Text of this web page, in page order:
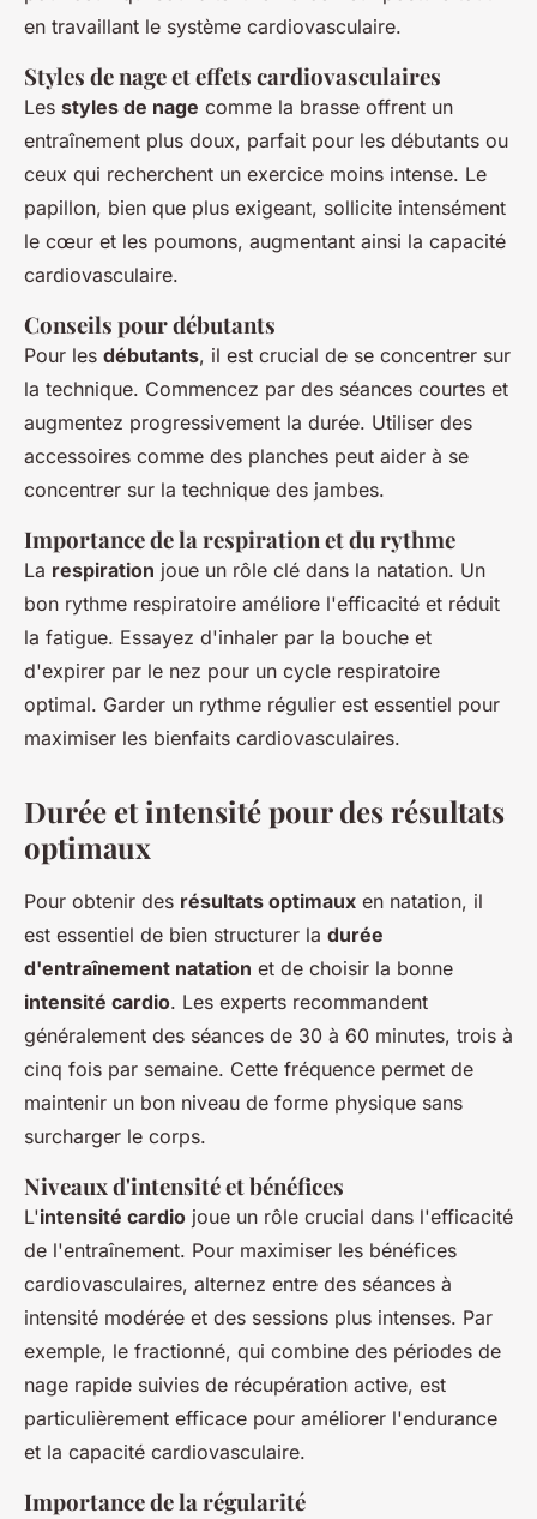
en travaillant le système cardiovasculaire.
Styles de nage et effets cardiovasculaires
Les styles de nage comme la brasse offrent un
entraînement plus doux, parfait pour les débutants ou
ceux qui recherchent un exercice moins intense. Le
papillon, bien que plus exigeant, sollicite intensément
le cœur et les poumons, augmentant ainsi la capacité
cardiovasculaire.
Conseils pour débutants
Pour les débutants, il est crucial de se concentrer sur
la technique. Commencez par des séances courtes et
augmentez progressivement la durée. Utiliser des
accessoires comme des planches peut aider à se
concentrer sur la technique des jambes.
Importance de la respiration et du rythme
La respiration joue un rôle clé dans la natation. Un
bon rythme respiratoire améliore l'efficacité et réduit
la fatigue. Essayez d'inhaler par la bouche et
d'expirer par le nez pour un cycle respiratoire
optimal. Garder un rythme régulier est essentiel pour
maximiser les bienfaits cardiovasculaires.
Durée et intensité pour des résultats
optimaux
Pour obtenir des résultats optimaux en natation, il
est essentiel de bien structurer la durée
d'entraînement natation et de choisir la bonne
intensité cardio. Les experts recommandent
généralement des séances de 30 à 60 minutes, trois à
cinq fois par semaine. Cette fréquence permet de
maintenir un bon niveau de forme physique sans
surcharger le corps.
Niveaux d'intensité et bénéfices
L'intensité cardio joue un rôle crucial dans l'efficacité
de l'entraînement. Pour maximiser les bénéfices
cardiovasculaires, alternez entre des séances à
intensité modérée et des sessions plus intenses. Par
exemple, le fractionné, qui combine des périodes de
nage rapide suivies de récupération active, est
particulièrement efficace pour améliorer l'endurance
et la capacité cardiovasculaire.
Importance de la régularité